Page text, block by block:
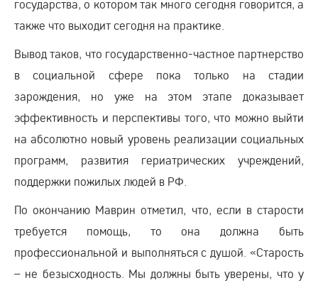
государства, о котором так много сегодня говорится, а
также что выходит сегодня на практике.
Вывод таков, что государственно-частное партнерство
в социальной сфере пока только на стадии
зарождения, но уже на этом этапе доказывает
эффективность и перспективы того, что можно выйти
на абсолютно новый уровень реализации социальных
программ, развития гериатрических учреждений,
поддержки пожилых людей в РФ.
По окончанию Маврин отметил, что, если в старости
требуется помощь, то она должна быть
профессиональной и выполняться с душой. «Старость
– не безысходность. Мы должны быть уверены, что у